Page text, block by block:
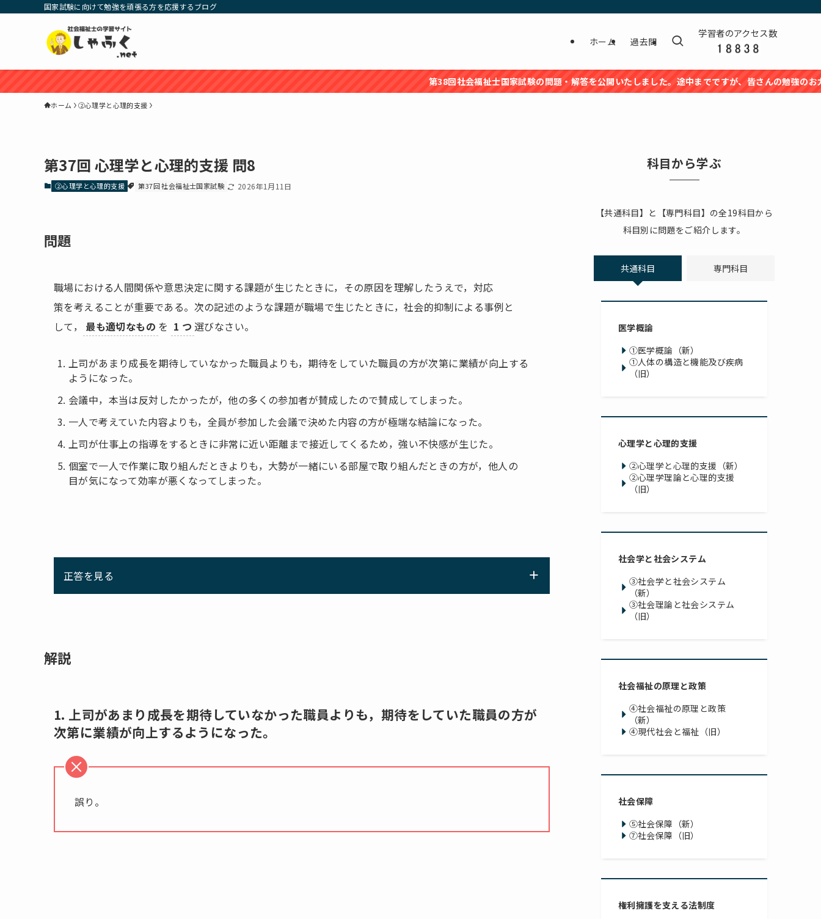
国家試験に向けて勉強を頑張る方を応援するブログ
ホーム 過去問
学習者のアクセス数
第38回社会福祉士国家試験の問題・解答を公開いたしました。途中までですが、皆さんの勉強のお力になれる
ホーム ②心理学と心理的支援
第37回 心理学と心理的支援 問8
②心理学と心理的支援 第37回 社会福祉士国家試験 2026年1月11日
問題
職場における人間関係や意思決定に関する課題が生じたときに，その原因を理解したうえで，対応
策を考えることが重要である。次の記述のような課題が職場で生じたときに，社会的抑制による事例と
して，
最も適切なもの を 1 つ 選びなさい。
上司があまり成長を期待していなかった職員よりも，期待をしていた職員の方が次第に業績が向上する
ようになった。
会議中，本当は反対したかったが，他の多くの参加者が賛成したので賛成してしまった。
一人で考えていた内容よりも，全員が参加した会議で決めた内容の方が極端な結論になった。
上司が仕事上の指導をするときに非常に近い距離まで接近してくるため，強い不快感が生じた。
個室で一人で作業に取り組んだときよりも，大勢が一緒にいる部屋で取り組んだときの方が，他人の
目が気になって効率が悪くなってしまった。
正答を見る
解説
1. 上司があまり成長を期待していなかった職員よりも，期待をしていた職員の方が
次第に業績が向上するようになった。
誤り。
科目から学ぶ
【共通科目】と【専門科目】の全19科目から
科目別に問題をご紹介します。
共通科目 専門科目
医学概論
①医学概論（新）
①人体の構造と機能及び疾病
（旧）
心理学と心理的支援
②心理学と心理的支援（新）
②心理学理論と心理的支援
（旧）
社会学と社会システム
③社会学と社会システム
（新）
③社会理論と社会システム
（旧）
社会福祉の原理と政策
④社会福祉の原理と政策
（新）
④現代社会と福祉（旧）
社会保障
⑤社会保障（新）
⑦社会保障（旧）
権利擁護を支える法制度